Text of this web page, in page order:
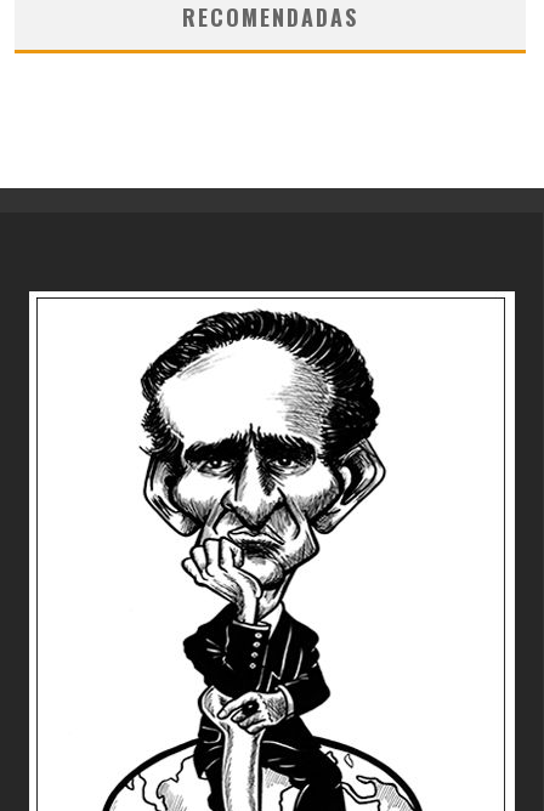
RECOMENDADAS